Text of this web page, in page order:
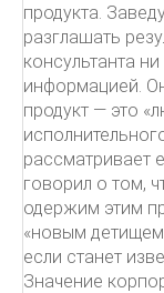
продукта.
разглашать
консультанта
информацией.
продукт — это
рассматривает
говорил о том,
одержим этим
«новым
если станет
Значение